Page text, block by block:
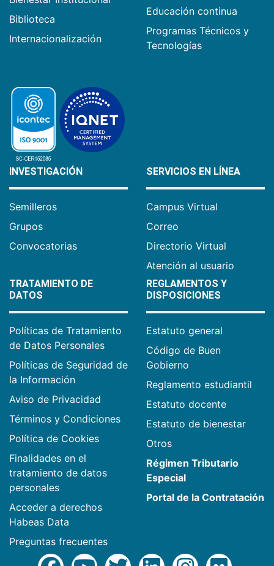
Biblioteca
Internacionalización
Educación continua
Programas Técnicos y
Tecnologías
INVESTIGACIÓN
Semilleros
Grupos
Convocatorias
SERVICIOS EN LÍNEA
Campus Virtual
Correo
Directorio Virtual
Atención al usuario
TRATAMIENTO DE
DATOS
Políticas de Tratamiento
de Datos Personales
Políticas de Seguridad de
la Información
Aviso de Privacidad
Términos y Condiciones
Política de Cookies
Finalidades en el
tratamiento de datos
personales
Acceder a derechos
Habeas Data
Preguntas frecuentes
REGLAMENTOS Y
DISPOSICIONES
Estatuto general
Código de Buen
Gobierno
Reglamento estudiantil
Estatuto docente
Estatuto de bienestar
Otros
Régimen Tributario
Especial
Portal de la Contratación